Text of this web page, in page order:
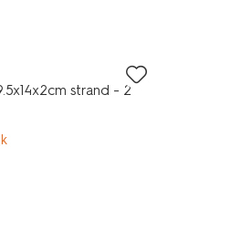
strand - 2